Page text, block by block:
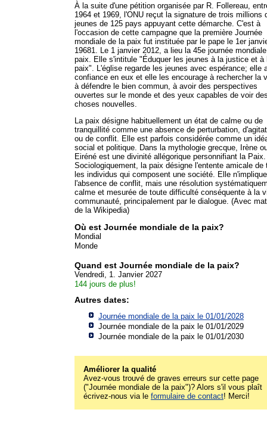
À la suite d'une pétition organisée par R. Follereau,
1964 et 1969, l'ONU reçut la signature de trois millions
jeunes de 125 pays appuyant cette démarche. C'est à
l'occasion de cette campagne que la première Journée
mondiale de la paix fut instituée par le pape le 1er
19681. Le 1 janvier 2012, a lieu la 45e journée
paix. Elle s'intitule "Éduquer les jeunes à la justice et à
paix". L'église regarde les jeunes avec espérance; elle
confiance en eux et elle les encourage à rechercher la
à défendre le bien commun, à avoir des perspectives
ouvertes sur le monde et des yeux capables de voir
choses nouvelles.
La paix désigne habituellement un état de calme ou de
tranquillité comme une absence de perturbation,
ou de conflit. Elle est parfois considérée comme un
social et politique. Dans la mythologie grecque, Irène
Eiréné est une divinité allégorique personnifiant la Paix.
Sociologiquement, la paix désigne l'entente amicale de
les individus qui composent une société. Elle
l'absence de conflit, mais une résolution
calme et mesurée de toute difficulté conséquente à la
communauté, principalement par le dialogue. (Avec
de la Wikipedia)
Où est Journée mondiale de la paix?
Mondial
Monde
Quand est Journée mondiale de la paix?
Vendredi, 1. Janvier 2027
144 jours de plus!
Autres dates:
Journée mondiale de la paix le 01/01/2028
Journée mondiale de la paix le 01/01/2029
Journée mondiale de la paix le 01/01/2030
Améliorer la qualité
Avez-vous trouvé de graves erreurs sur cette page
("Journée mondiale de la paix")? Alors s'il vous plaît
écrivez-nous via le formulaire de contact! Merci!